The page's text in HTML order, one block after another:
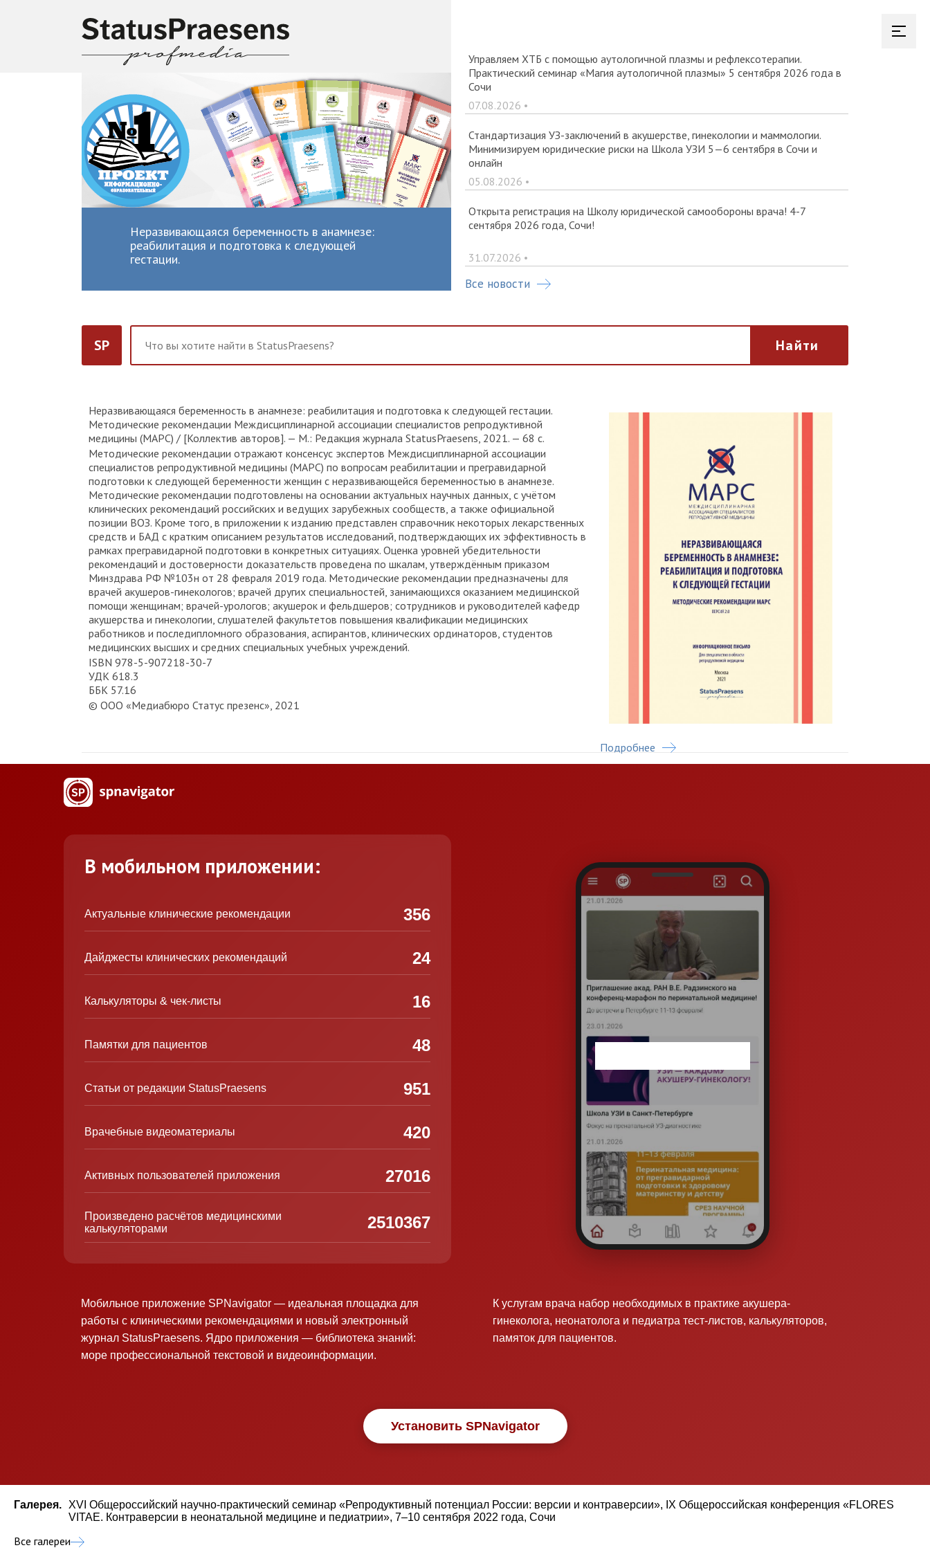
Неразвивающаяся беременность в анамнезе:
реабилитация и подготовка к следующей
гестации.
Управляем ХТБ с помощью аутологичной плазмы и рефлексотерапии.
Практический семинар «Магия аутологичной плазмы» 5 сентября 2026 года в
Сочи
07.08.2026 •
Стандартизация УЗ-заключений в акушерстве, гинекологии и маммологии.
Минимизируем юридические риски на Школа УЗИ 5—6 сентября в Сочи и
онлайн
05.08.2026 •
Открыта регистрация на Школу юридической самообороны врача! 4-7
сентября 2026 года, Сочи!
31.07.2026 •
Все новости
SP Найти
Неразвивающаяся беременность в анамнезе: реабилитация и подготовка к следующей гестации.
Методические рекомендации Междисциплинарной ассоциации специалистов репродуктивной
медицины (МАРС) / [Коллектив авторов]. — М.: Редакция журнала StatusPraesens, 2021. — 68 с.
Методические рекомендации отражают консенсус экспертов Междисциплинарной ассоциации
специалистов репродуктивной медицины (МАРС) по вопросам реабилитации и прегравидарной
подготовки к следующей беременности женщин с неразвивающейся беременностью в анамнезе.
Методические рекомендации подготовлены на основании актуальных научных данных, с учётом
клинических рекомендаций российских и ведущих зарубежных сообществ, а также официальной
позиции ВОЗ. Кроме того, в приложении к изданию представлен справочник некоторых лекарственных
средств и БАД с кратким описанием результатов исследований, подтверждающих их эффективность в
рамках прегравидарной подготовки в конкретных ситуациях. Оценка уровней убедительности
рекомендаций и достоверности доказательств проведена по шкалам, утверждённым приказом
Минздрава РФ №103н от 28 февраля 2019 года. Методические рекомендации предназначены для
врачей акушеров-гинекологов; врачей других специальностей, занимающихся оказанием медицинской
помощи женщинам; врачей-урологов; акушерок и фельдшеров; сотрудников и руководителей кафедр
акушерства и гинекологии, слушателей факультетов повышения квалификации медицинских
работников и последипломного образования, аспирантов, клинических ординаторов, студентов
медицинских высших и средних специальных учебных учреждений.
ISBN 978-5-907218-30-7
УДК 618.3
ББК 57.16
© ООО «Медиабюро Статус презенс», 2021
Подробнее
В мобильном приложении:
Актуальные клинические рекомендации 356
Дайджесты клинических рекомендаций 24
Калькуляторы & чек-листы 16
Памятки для пациентов 48
Статьи от редакции StatusPraesens 951
Врачебные видеоматериалы 420
Активных пользователей приложения 27016
Произведено расчётов медицинскими
калькуляторами
2510367
Мобильное приложение SPNavigator — идеальная площадка для
работы с клиническими рекомендациями и новый электронный
журнал StatusPraesens. Ядро приложения — библиотека знаний:
море профессиональной текстовой и видеоинформации.
К услугам врача набор необходимых в практике акушера-
гинеколога, неонатолога и педиатра тест-листов, калькуляторов,
памяток для пациентов.
Установить SPNavigator
Галерея.
XVI Общероссийский научно-практический семинар «Репродуктивный потенциал России: версии и контраверсии», IX Общероссийская конференция «FLORES
VITAE. Контраверсии в неонатальной медицине и педиатрии», 7–10 сентября 2022 года, Сочи
Все галереи